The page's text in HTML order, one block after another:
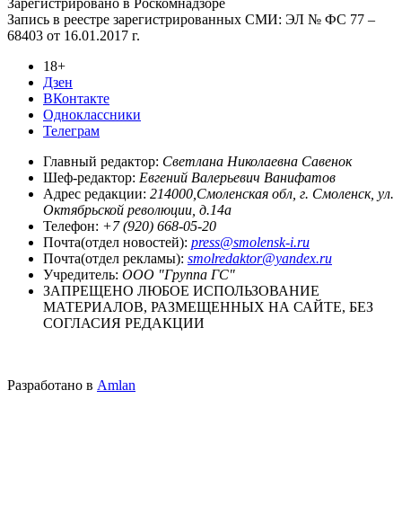
Запись в реестре зарегистрированных СМИ: ЭЛ № ФС 77 –
68403 от 16.01.2017 г.
18+
Дзен
ВКонтакте
Одноклассники
Телеграм
Главный редактор: Светлана Николаевна Савенок
Шеф-редактор: Евгений Валерьевич Ванифатов
Адрес редакции: 214000,Смоленская обл, г. Смоленск, ул.
Октябрьской революции, д.14а
Телефон: +7 (920) 668-05-20
Почта(отдел новостей): press@smolensk-i.ru
Почта(отдел рекламы): smolredaktor@yandex.ru
Учредитель: ООО "Группа ГС"
ЗАПРЕЩЕНО ЛЮБОЕ ИСПОЛЬЗОВАНИЕ
МАТЕРИАЛОВ, РАЗМЕЩЕННЫХ НА САЙТЕ, БЕЗ
СОГЛАСИЯ РЕДАКЦИИ
Разработано в Amlan